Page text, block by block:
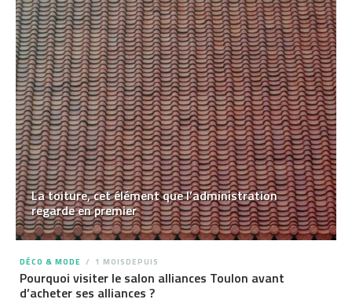
La toiture, cet élément que l’administration
regarde en premier
DÉCO & MODE 1 MOISDEPUIS
Pourquoi visiter le salon alliances Toulon avant
d’acheter ses alliances ?